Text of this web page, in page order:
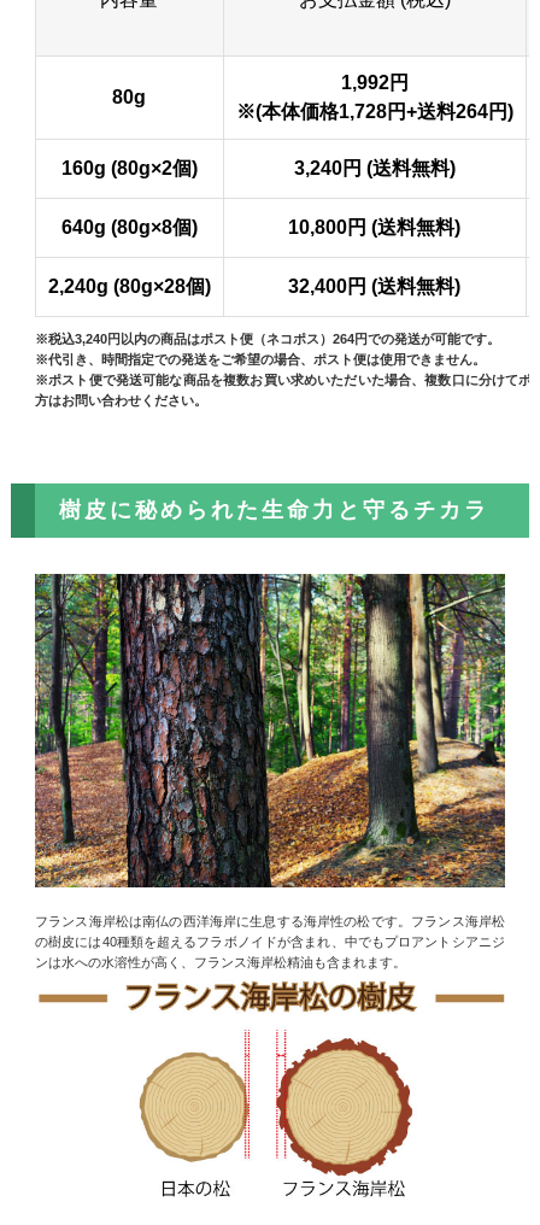
80g
1,992円
※(本体価格1,728円+送料264円)
160g (80g×2個) 3,240円 (送料無料)
640g (80g×8個) 10,800円 (送料無料)
2,240g (80g×28個) 32,400円 (送料無料)
※税込3,240円以内の商品はポスト便（ネコポス）264円での発送が可能です。
※代引き、時間指定での発送をご希望の場合、ポスト便は使用できません。
※ポスト便で発送可能な商品を複数お買い求めいただいた場合、複数口に分けてポ
方はお問い合わせください。
樹皮に秘められた生命力と守るチカラ
フランス海岸松は南仏の西洋海岸に生息する海岸性の松です。フランス海岸松
の樹皮には40種類を超えるフラボノイドが含まれ、中でもプロアントシアニジ
ンは水への水溶性が高く、フランス海岸松精油も含まれます。